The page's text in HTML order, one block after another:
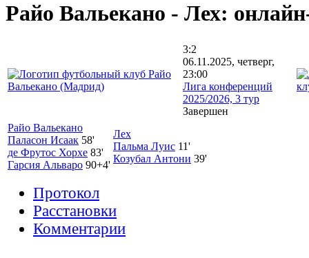
Райо Вальекано - Лех:
3:2
06.11.2025, четверг,
23:00
Лига конференций
2025/2026, 3 тур
Завершен
Райо Вальекано
Паласон Исаак 58'
де Фрутос Хорхе 83'
Гарсия Альваро 90+4'
Лех
Пальма Луис 11'
Козубал Антони 39'
Протокол
Расстановки
Комментарии